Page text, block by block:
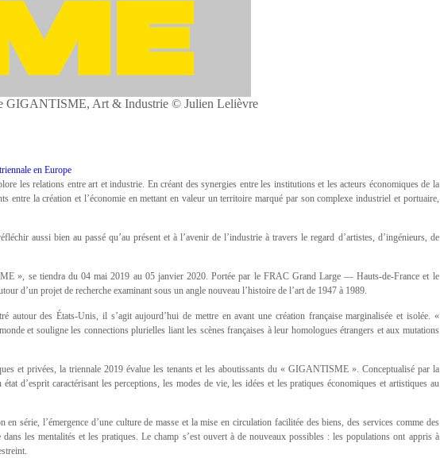
GIGANTISME, Art & Industrie © Julien Lelièvre
en Europe
les relations entre art et industrie. En créant des synergies entre les institutions et les acteurs économiques de la
entre la création et l’économie en mettant en valeur un territoire marqué par son complexe industriel et portuaire,
aussi bien au passé qu’au présent et à l’avenir de l’industrie à travers le regard d’artistes, d’ingénieurs, de
», se tiendra du 04 mai 2019 au 05 janvier 2020. Portée par le FRAC Grand Large — Hauts-de-France et le
d’un projet de recherche examinant sous un angle nouveau l’histoire de l’art de 1947 à 1989.
autour des États-Unis, il s’agit aujourd’hui de mettre en avant une création française marginalisée et isolée. «
et souligne les connections plurielles liant les scènes françaises à leur homologues étrangers et aux mutations
et privées, la triennale 2019 évalue les tenants et les aboutissants du « GIGANTISME ». Conceptualisé par la
d’esprit caractérisant les perceptions, les modes de vie, les idées et les pratiques économiques et artistiques au
série, l’émergence d’une culture de masse et la mise en circulation facilitée des biens, des services comme des
les mentalités et les pratiques. Le champ s’est ouvert à de nouveaux possibles : les populations ont appris à